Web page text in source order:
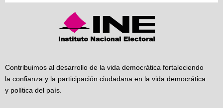
Contribuimos al desarrollo de la vida democrática fortaleciendo
la confianza y la participación ciudadana en la vida democrática
y política del país.